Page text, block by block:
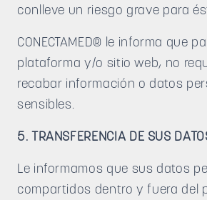
conlleve un riesgo grave para
CONECTAMED® le informa que
plataforma y/o sitio web, no
recabar información o datos
sensibles.
5. TRANSFERENCIA DE SUS
Le informamos que sus datos
compartidos dentro y fuera del